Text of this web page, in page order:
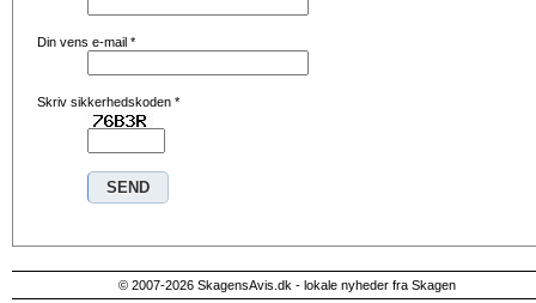
Din vens e-mail *
Skriv sikkerhedskoden *
© 2007-2026 SkagensAvis.dk - lokale nyheder fra Skagen